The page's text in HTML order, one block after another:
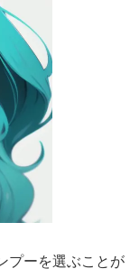
プーを選ぶことが